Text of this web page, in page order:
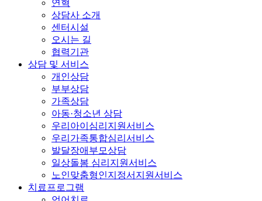
연혁
상담사 소개
센터시설
오시는 길
협력기관
상담 및 서비스
개인상담
부부상담
가족상담
아동·청소년 상담
우리아이심리지원서비스
우리가족통합심리서비스
발달장애부모상담
일상돌봄 심리지원서비스
노인맞춤형인지정서지원서비스
치료프로그램